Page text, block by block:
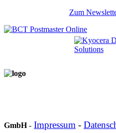
Zum
GmbH- Impressum -